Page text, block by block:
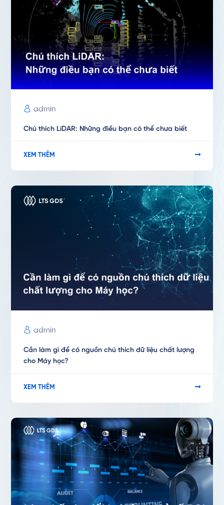
admin
Chú thích LiDAR: Những điều bạn có thể chưa biết
XEM THÊM
admin
Cần làm gì để có nguồn chú thích dữ liệu chất lượng
cho Máy học?
XEM THÊM